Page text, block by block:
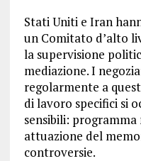
Stati Uniti e Iran
un Comitato d’alto
la supervisione
mediazione. I
regolarmente a
di lavoro specifici si
sensibili: programma
attuazione del
controversie.